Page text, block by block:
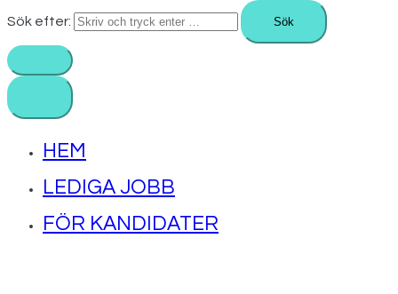
Sök efter:
HEM
LEDIGA JOBB
FÖR KANDIDATER